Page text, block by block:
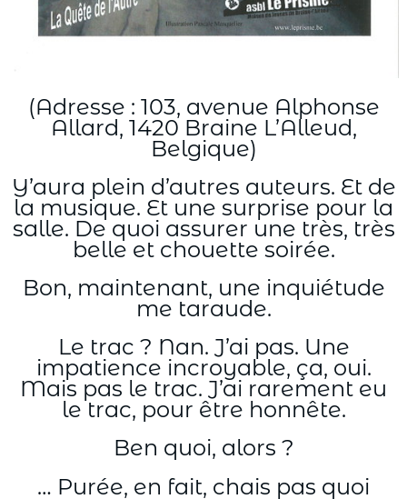
(Adresse : 103, avenue Alphonse
Allard, 1420 Braine L’Alleud,
Belgique)
Y’aura plein d’autres auteurs. Et de
la musique. Et une surprise pour la
salle. De quoi assurer une très, très
belle et chouette soirée.
Bon, maintenant, une inquiétude
me taraude.
Le trac ? Nan. J’ai pas. Une
impatience incroyable, ça, oui.
Mais pas le trac. J’ai rarement eu
le trac, pour être honnête.
Ben quoi, alors ?
… Purée, en fait, chais pas quoi